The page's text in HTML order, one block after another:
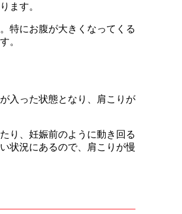
ます。
特にお腹が大きくなってくる
。
入った状態となり、肩こりが
り、妊娠前のように動き回る
状況にあるので、肩こりが慢